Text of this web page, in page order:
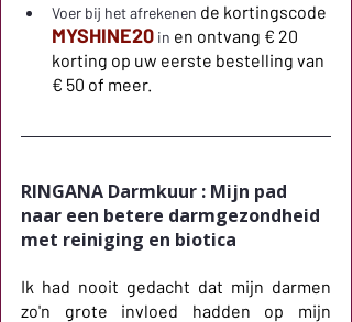
Voer bij het afrekenen de kortingscode
MYSHINE20 in en ontvang € 20
korting op uw eerste bestelling van
€ 50 of meer.
RINGANA Darmkuur : Mijn pad
naar een betere darmgezondheid
met reiniging en biotica
Ik had nooit gedacht dat mijn darmen
zo'n grote invloed hadden op mijn